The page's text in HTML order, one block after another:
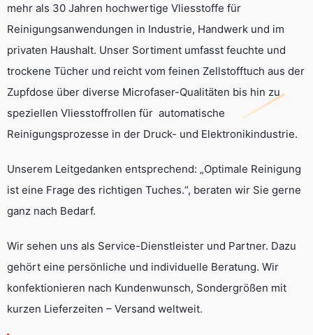
mehr als 30 Jahren hochwertige Vliesstoffe für
Reinigungsanwendungen in Industrie, Handwerk und im
privaten Haushalt. Unser Sortiment umfasst feuchte und
trockene Tücher und reicht vom feinen Zellstofftuch aus der
Zupfdose über diverse Microfaser-Qualitäten bis hin zu
speziellen Vliesstoffrollen für automatische
Reinigungsprozesse in der Druck- und Elektronikindustrie.
Unserem Leitgedanken entsprechend: „Optimale Reinigung
ist eine Frage des richtigen Tuches.“, beraten wir Sie gerne
ganz nach Bedarf.
Wir sehen uns als Service-Dienstleister und Partner. Dazu
gehört eine persönliche und individuelle Beratung. Wir
konfektionieren nach Kundenwunsch, Sondergrößen mit
kurzen Lieferzeiten – Versand weltweit.